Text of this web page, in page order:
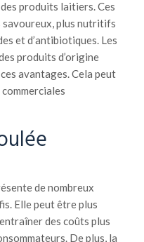
produits laitiers. Ces
plus nutritifs
et d’antibiotiques. Les
produits d’origine
avantages. Cela peut
de nombreux
Elle peut être plus
des coûts plus
De plus, la